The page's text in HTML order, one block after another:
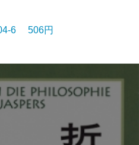
6 506円